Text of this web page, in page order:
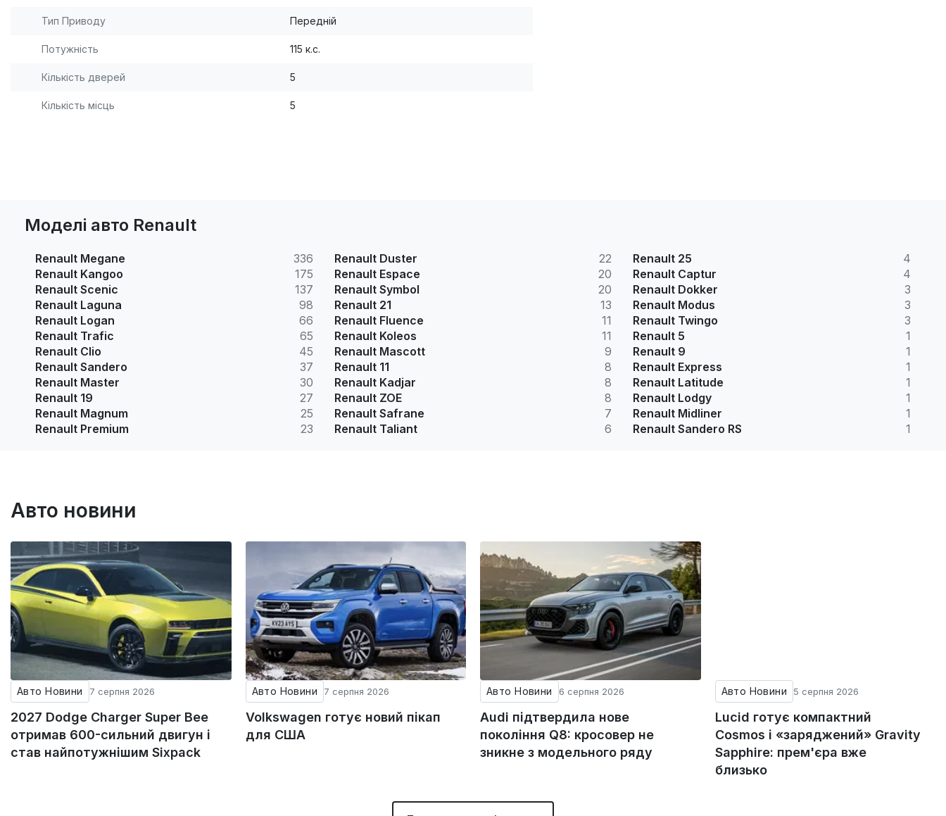
Тип Приводу Передній
Потужність 115 к.с.
Кількість дверей 5
Кількість місць 5
Моделі авто Renault
Renault Megane
336
Renault Kangoo
175
Renault Scenic
137
Renault Laguna
98
Renault Logan
66
Renault Trafic
65
Renault Clio
45
Renault Sandero
37
Renault Master
30
Renault 19
27
Renault Magnum
25
Renault Premium
23
Renault Duster
22
Renault Espace
20
Renault Symbol
20
Renault 21
13
Renault Fluence
11
Renault Koleos
11
Renault Mascott
9
Renault 11
8
Renault Kadjar
8
Renault ZOE
8
Renault Safrane
7
Renault Taliant
6
Renault 25
4
Renault Captur
4
Renault Dokker
3
Renault Modus
3
Renault Twingo
3
Renault 5
1
Renault 9
1
Renault Express
1
Renault Latitude
1
Renault Lodgy
1
Renault Midliner
1
Renault Sandero RS
1
Авто новини
Авто Новини 7 серпня 2026
2027 Dodge Charger Super Bee
отримав 600-сильний двигун і
став найпотужнішим Sixpack
Авто Новини 7 серпня 2026
Volkswagen готує новий пікап
для США
Авто Новини 6 серпня 2026
Audi підтвердила нове
покоління Q8: кросовер не
зникне з модельного ряду
Авто Новини 5 серпня 2026
Lucid готує компактний
Cosmos і «заряджений» Gravity
Sapphire: прем'єра вже
близько